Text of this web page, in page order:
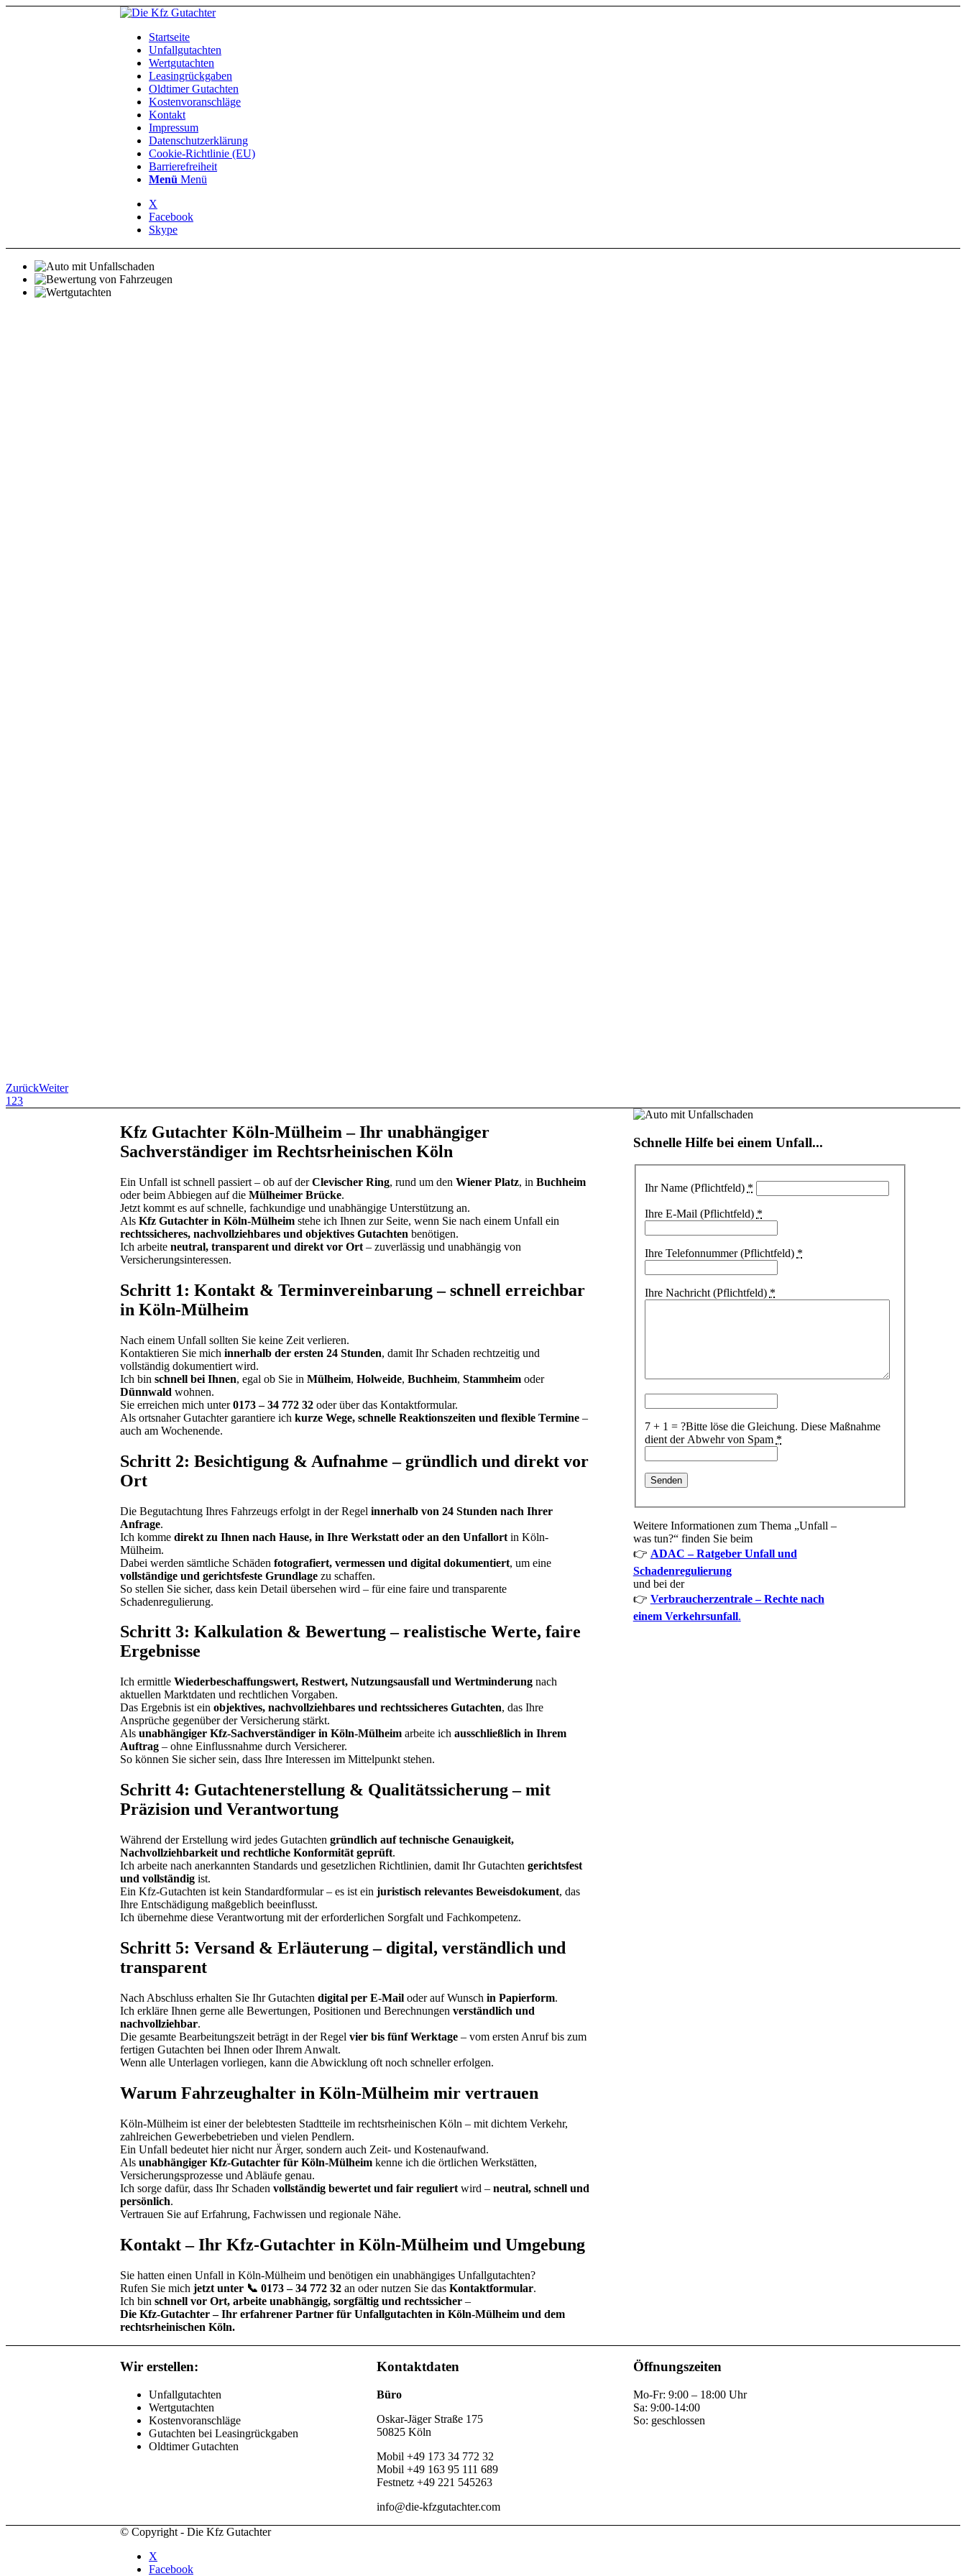
Startseite
Unfallgutachten
Wertgutachten
Leasingrückgaben
Oldtimer Gutachten
Kostenvoranschläge
Kontakt
Impressum
Datenschutzerklärung
Cookie-Richtlinie (EU)
Barrierefreiheit
Menü Menü
X
Facebook
Skype
ZurückWeiter
1 23
Kfz Gutachter Köln-Mülheim – Ihr unabhängiger
Sachverständiger im Rechtsrheinischen Köln
Ein Unfall ist schnell passiert – ob auf derClevischer Ring, rund um den Wiener Platz, in Buchheim
oder beim Abbiegen auf die Mülheimer Brücke.
Jetzt kommt es auf schnelle, fachkundige und unabhängige Unterstützung an.
Als Kfz Gutachter in Köln-Mülheim stehe ich Ihnen zur Seite, wenn Sie nach einem Unfall ein
rechtssicheres, nachvollziehbares und objektives Gutachten benötigen.
Ich arbeite neutral, transparent und direkt vor Ort – zuverlässig und unabhängig von
Versicherungsinteressen.
Schritt 1: Kontakt & Terminvereinbarung – schnell erreichbar
in Köln-Mülheim
Nach einem Unfall sollten Sie keine Zeit verlieren.
Kontaktieren Sie mich innerhalb der ersten 24 Stunden, damit Ihr Schaden rechtzeitig und
vollständig dokumentiert wird.
Ich bin schnell bei Ihnen, egal ob Sie in Mülheim, Holweide, Buchheim, Stammheim oder
Dünnwald wohnen.
Sie erreichen mich unter0173 – 34 772 32 oder über das Kontaktformular.
Als ortsnaher Gutachter garantiere ich kurze Wege, schnelle Reaktionszeiten und flexible Termine –
auch am Wochenende.
Schritt 2: Besichtigung & Aufnahme – gründlich und direkt vor
Ort
Die Begutachtung Ihres Fahrzeugs erfolgt in der Regel innerhalb von 24 Stunden nach Ihrer
Anfrage.
Ich komme direkt zu Ihnen nach Hause, in Ihre Werkstatt oder an den Unfallort in Köln-
Mülheim.
Dabei werden sämtliche Schäden fotografiert, vermessen und digital dokumentiert, um eine
vollständige und gerichtsfeste Grundlage zu schaffen.
So stellen Sie sicher, dass kein Detail übersehen wird – für eine faire und transparente
Schadenregulierung.
Schritt 3: Kalkulation & Bewertung – realistische Werte, faire
Ergebnisse
Ich ermittle Wiederbeschaffungswert, Restwert, Nutzungsausfall und Wertminderung nach
aktuellen Marktdaten und rechtlichen Vorgaben.
Das Ergebnis ist ein objektives, nachvollziehbares und rechtssicheres Gutachten, das Ihre
Ansprüche gegenüber der Versicherung stärkt.
Als unabhängiger Kfz-Sachverständiger in Köln-Mülheim arbeite ich ausschließlich in Ihrem
Auftrag – ohne Einflussnahme durch Versicherer.
So können Sie sicher sein, dass Ihre Interessen im Mittelpunkt stehen.
Schritt 4: Gutachtenerstellung & Qualitätssicherung – mit
Präzision und Verantwortung
Während der Erstellung wird jedes Gutachten gründlich auf technische Genauigkeit,
Nachvollziehbarkeit und rechtliche Konformität geprüft.
Ich arbeite nach anerkannten Standards und gesetzlichen Richtlinien, damit Ihr Gutachten gerichtsfest
und vollständig ist.
Ein Kfz-Gutachten ist kein Standardformular – es ist ein juristisch relevantes Beweisdokument, das
Ihre Entschädigung maßgeblich beeinflusst.
Ich übernehme diese Verantwortung mit der erforderlichen Sorgfalt und Fachkompetenz.
Schritt 5: Versand & Erläuterung – digital, verständlich und
transparent
Nach Abschluss erhalten Sie Ihr Gutachten digital per E-Mail oder auf Wunsch in Papierform.
Ich erkläre Ihnen gerne alle Bewertungen, Positionen und Berechnungen verständlich und
nachvollziehbar.
Die gesamte Bearbeitungszeit beträgt in der Regel vier bis fünf Werktage – vom ersten Anruf bis zum
fertigen Gutachten bei Ihnen oder Ihrem Anwalt.
Wenn alle Unterlagen vorliegen, kann die Abwicklung oft noch schneller erfolgen.
Warum Fahrzeughalter in Köln-Mülheim mir vertrauen
Köln-Mülheim ist einer der belebtesten Stadtteile im rechtsrheinischen Köln – mit dichtem Verkehr,
zahlreichen Gewerbebetrieben und vielen Pendlern.
Ein Unfall bedeutet hier nicht nur Ärger, sondern auch Zeit- und Kostenaufwand.
Als unabhängiger Kfz-Gutachter für Köln-Mülheim kenne ich die örtlichen Werkstätten,
Versicherungsprozesse und Abläufe genau.
Ich sorge dafür, dass Ihr Schaden vollständig bewertet und fair reguliert wird – neutral, schnell und
persönlich.
Vertrauen Sie auf Erfahrung, Fachwissen und regionale Nähe.
Kontakt – Ihr Kfz-Gutachter in Köln-Mülheim und Umgebung
Sie hatten einen Unfall in Köln-Mülheim und benötigen ein unabhängiges Unfallgutachten?
Rufen Sie mich jetzt unter 📞 0173 – 34 772 32 an oder nutzen Sie das Kontaktformular.
Ich bin schnell vor Ort, arbeite unabhängig, sorgfältig und rechtssicher –
Die Kfz-Gutachter – Ihr erfahrener Partner für Unfallgutachten in Köln-Mülheim und dem
rechtsrheinischen Köln.
Schnelle Hilfe bei einem Unfall...
Ihr Name (Pflichtfeld) *
Ihre E-Mail (Pflichtfeld) *
Ihre Telefonnummer (Pflichtfeld) *
Ihre Nachricht (Pflichtfeld) *
7 + 1 = ?Bitte löse die Gleichung. Diese Maßnahme
dient der Abwehr von Spam *
Weitere Informationen zum Thema „Unfall –
was tun?“ finden Sie beim
👉 ADAC – Ratgeber Unfall und
Schadenregulierung
und bei der
👉 Verbraucherzentrale – Rechte nach
einem Verkehrsunfall.
Wir erstellen:
Unfallgutachten
Wertgutachten
Kostenvoranschläge
Gutachten bei Leasingrückgaben
Oldtimer Gutachten
Kontaktdaten
Büro
Oskar-Jäger Straße 175
50825 Köln
Mobil +49 173 34 772 32
Mobil +49 163 95 111 689
Festnetz +49 221 545263
info@die-kfzgutachter.com
Öffnungszeiten
Mo-Fr: 9:00 – 18:00 Uhr
Sa: 9:00-14:00
So: geschlossen
© Copyright - Die Kfz Gutachter
X
Facebook